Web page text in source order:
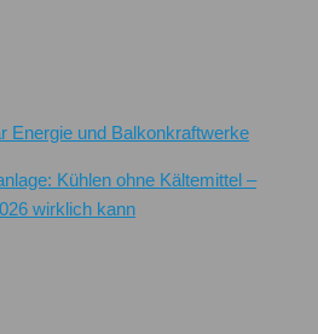
Energie und Balkonkraftwerke
Kühlen ohne Kältemittel –
wirklich kann